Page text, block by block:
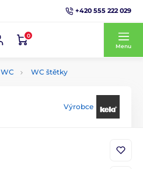
+420 555 222 029
0
Menu
WC WC štětky
Výrobce